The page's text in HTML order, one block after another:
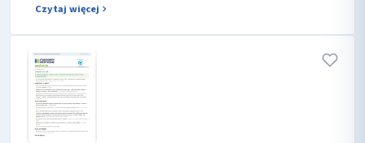
Czytaj więcej